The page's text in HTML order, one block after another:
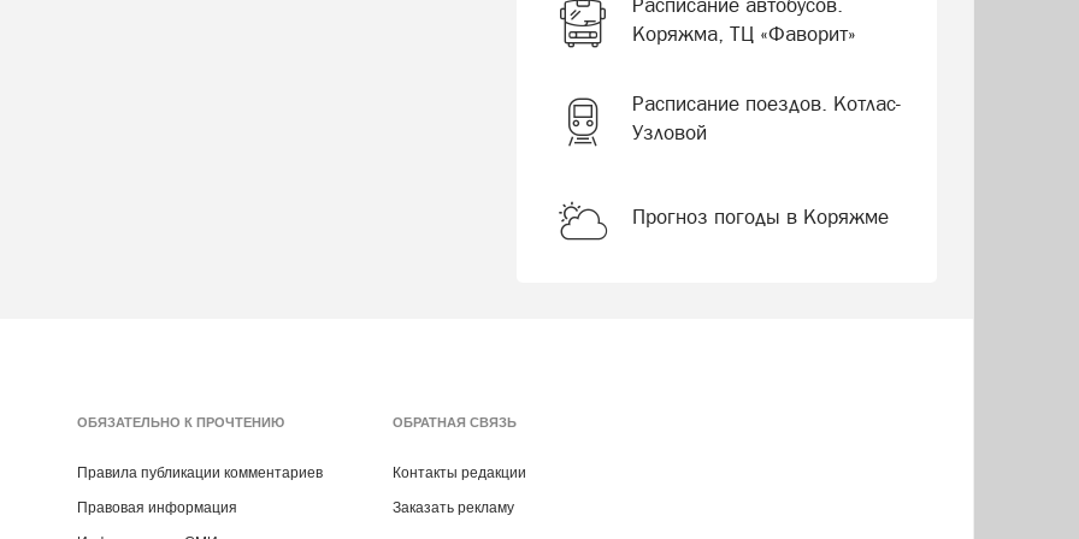
Коряжма, ТЦ «Фаворит»
Расписание поездов. Котлас-
Узловой
Прогноз погоды в Коряжме
ОБЯЗАТЕЛЬНО К ПРОЧТЕНИЮ
Правила публикации комментариев
Правовая информация
ОБРАТНАЯ СВЯЗЬ
Контакты редакции
Заказать рекламу